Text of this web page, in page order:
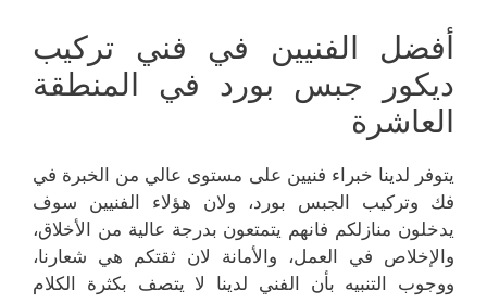
أفضل الفنيين في فني تركيب
ديكور جبس بورد في المنطقة
العاشرة
يتوفر لدينا خبراء فنيين على مستوى عالي من الخبرة في
فك وتركيب الجبس بورد، ولان هؤلاء الفنيين سوف
يدخلون منازلكم فانهم يتمتعون بدرجة عالية من الأخلاق،
والإخلاص في العمل، والأمانة لان ثقتكم هي شعارنا،
ووجوب التنبيه بأن الفني لدينا لا يتصف بكثرة الكلام